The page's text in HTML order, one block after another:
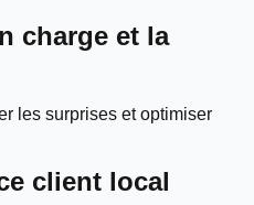
charge et la
les surprises et optimiser
client local